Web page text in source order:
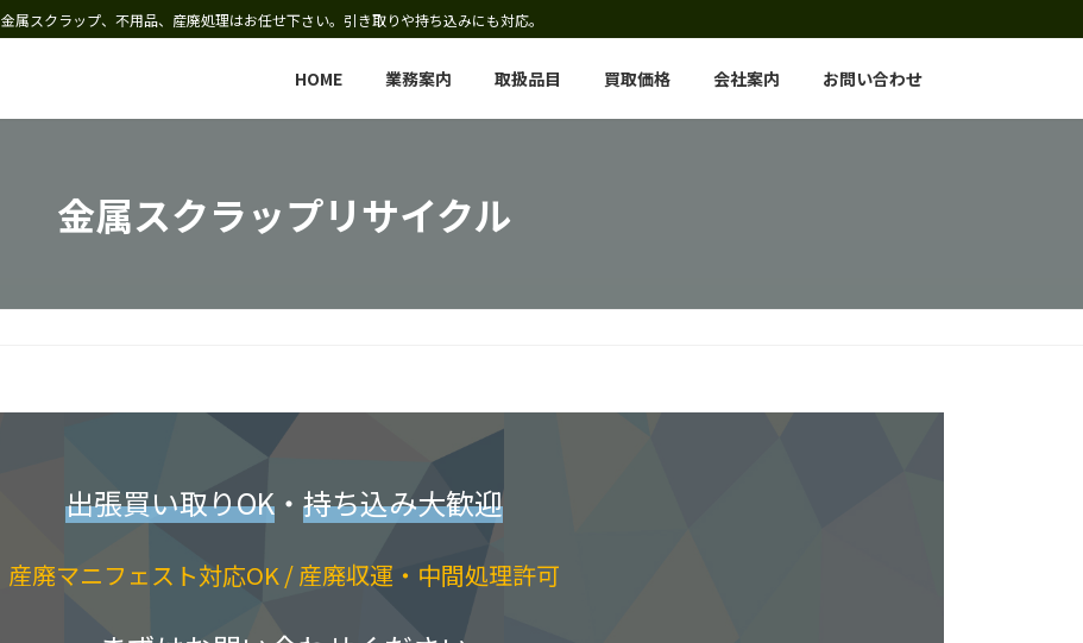
金属スクラップ、不用品、産廃処理はお任せ下さい。引き取りや持ち込みにも対応。
HOME 業務案内 取扱品目 買取価格 会社案内 お問い合わせ
金属スクラップリサイクル
出張買い取りOK ・ 持ち込み大歓迎
産廃マニフェスト対応OK / 産廃収運・中間処理許可